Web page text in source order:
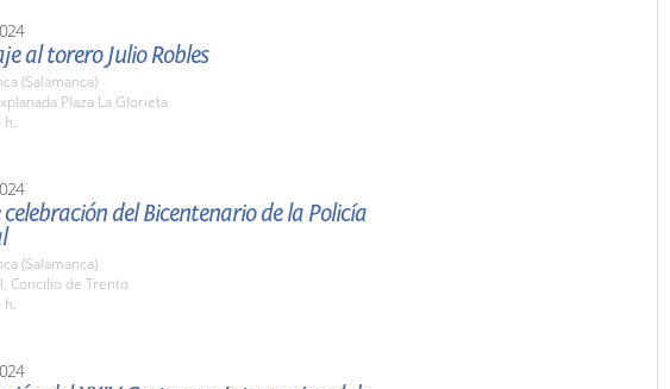
al torero Julio Robles
(Salamanca)
Plaza La Glorieta
h.
celebración del Bicentenario de la Policía
(Salamanca)
Concilio de Trento
h.